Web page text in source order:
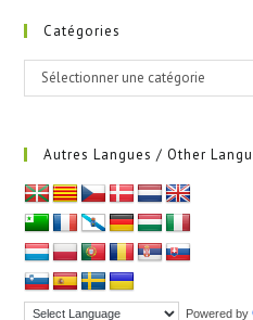
Catégories
Sélectionner une catégorie
Autres Langues / Other
Powered by